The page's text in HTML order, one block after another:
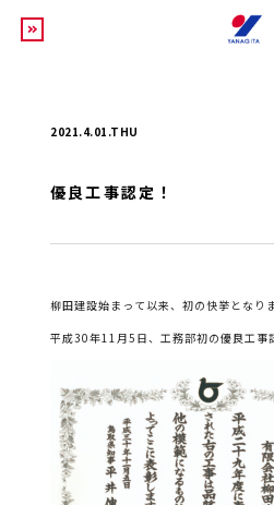
2021.4.01.THU
優良工事認定！
柳田建設始まって以来、初の快挙となり
平成30年11 月5 日、工務部初の優良工事